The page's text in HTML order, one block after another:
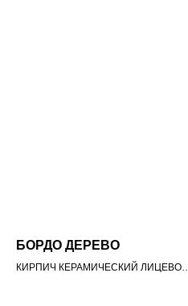
БОРДО ДЕРЕВО
КИРПИЧ КЕРАМИЧЕСКИЙ ЛИЦЕВОЙ